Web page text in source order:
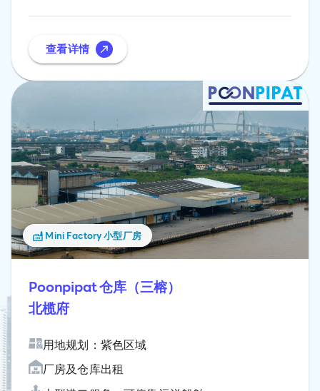
查看详情
Mini Factory 小型厂房
Poonpipat 仓库（三榕）
北榄府
用地规划：紫色区域
厂房及仓库出租